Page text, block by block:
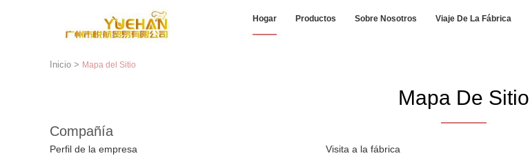
Hogar Productos Sobre Nosotros Viaje De La Fábrica
Inicio > Mapa del Sitio
Mapa De Sitio
Compañía
Perfil de la empresa Visita a la fábrica